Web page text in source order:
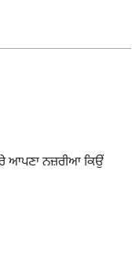
ਆਪਣਾ ਨਜ਼ਰੀਆ ਕਿਉਂ